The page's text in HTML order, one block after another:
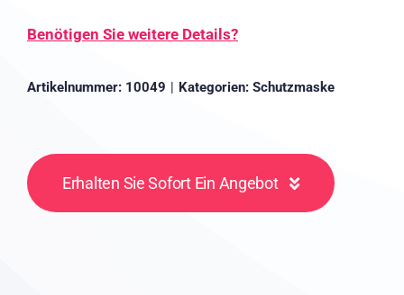
Benötigen Sie weitere Details?
Artikelnummer: 10049 Kategorien: Schutzmaske
Erhalten Sie Sofort Ein Angebot